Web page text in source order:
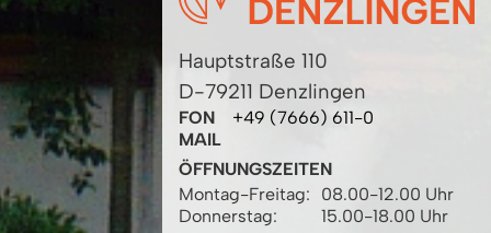
Hauptstraße 110
D-79211 Denzlingen
FON
+49 (7666) 611-0
MAIL
ÖFFNUNGSZEITEN
Montag-Freitag:
08.00-12.00 Uhr
Donnerstag:
15.00-18.00 Uhr